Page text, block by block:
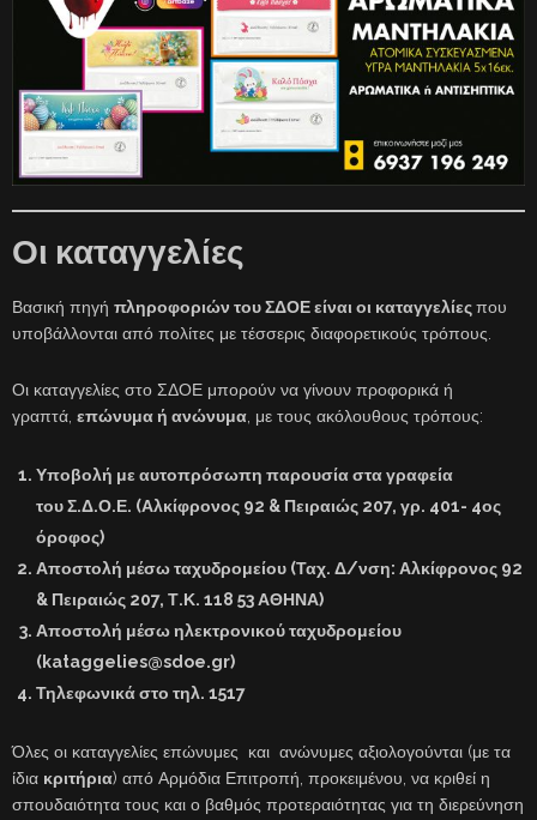
Οι καταγγελίες
Βασική πηγή πληροφοριών του ΣΔΟΕ είναι οι καταγγελίεςπου
υποβάλλονται από πολίτες με τέσσερις διαφορετικούς τρόπους.
Οι καταγγελίες στο ΣΔΟΕ μπορούν να γίνουν προφορικά ή
γραπτά, επώνυμα ή ανώνυμα, με τους ακόλουθους τρόπους:
Υποβολή με αυτοπρόσωπη παρουσία στα γραφεία
τουΣ.Δ.Ο.Ε. (Αλκίφρονος 92 & Πειραιώς 207, γρ. 401- 4ος
όροφος)
Αποστολή μέσω ταχυδρομείου (Ταχ. Δ/νση: Αλκίφρονος 92
& Πειραιώς 207, Τ.Κ. 118 53 ΑΘΗΝΑ)
Αποστολή μέσω ηλεκτρονικού ταχυδρομείου
(kataggelies@sdoe.gr)
Τηλεφωνικά στο τηλ. 1517
Όλες οι καταγγελίες επώνυμες και ανώνυμες αξιολογούνται (με τα
ίδια κριτήρια) από Αρμόδια Επιτροπή, προκειμένου, να κριθεί η
σπουδαιότητα τους και ο βαθμός προτεραιότητας για τη διερεύνηση